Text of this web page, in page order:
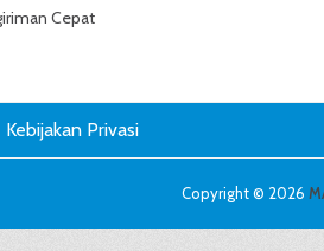
Cepat
Kebijakan Privasi
Copyright © 2026